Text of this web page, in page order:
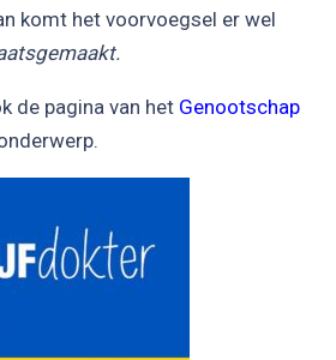
komt het voorvoegsel er wel
de pagina van het Genootschap